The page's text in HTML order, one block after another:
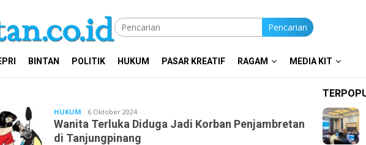
Pencarian
BINTAN POLITIK HUKUM PASAR KREATIF RAGAM MEDIA KIT
HUKUM Bentancoid
6 Oktober 2024
Wanita Terluka Diduga Jadi Korban Penjambretan
di Tanjungpinang